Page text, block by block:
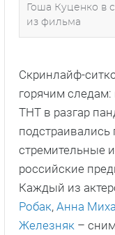
Гоша Куценко в
из фильма
Скринлайф-
горячим
ТНТ в разгар
стремительные
российские
Каждый из
Робак, Анна
Железняк –